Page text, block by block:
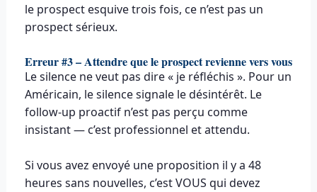
le prospect esquive trois fois, ce n’est pas un
prospect sérieux.
Erreur #3 – Attendre que le prospect revienne vers vous
Le silence ne veut pas dire « je réfléchis ». Pour un
Américain, le silence signale le désintérêt. Le
follow-up proactif n’est pas perçu comme
insistant — c’est professionnel et attendu.
Si vous avez envoyé une proposition il y a 48
heures sans nouvelles, c’est VOUS qui devez